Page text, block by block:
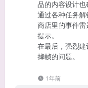
品的内容设计
通过各种任务
商店里的事件
提示。
在最后，强烈
掉帧的问题。
1年前